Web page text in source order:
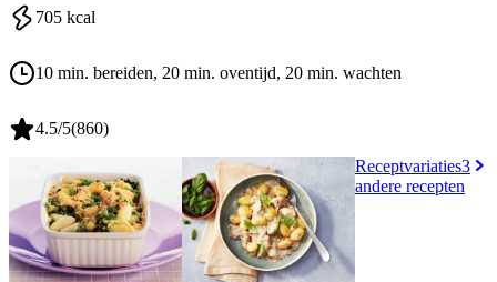
705 kcal
10 min. bereiden, 20 min. oventijd, 20 min. wachten
4.5/5(860)
Receptvariaties3
andere recepten